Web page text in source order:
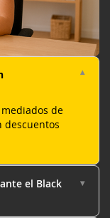
de
descuentos
el Black